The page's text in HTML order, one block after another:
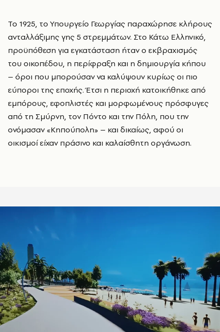
Το 1925, το Υπουργείο Γεωργίας παραχώρησε κλήρους
ανταλλάξιμης γης 5 στρεμμάτων. Στο Κάτω Ελληνικό,
προϋπόθεση για εγκατάσταση ήταν ο εκβραχισμός
του οικοπέδου, η περίφραξη και η δημιουργία κήπου
– όροι που μπορούσαν να καλύψουν κυρίως οι πιο
εύποροι της εποχής. Έτσι η περιοχή κατοικήθηκε από
εμπόρους, εφοπλιστές και μορφωμένους πρόσφυγες
από τη Σμύρνη, τον Πόντο και την Πόλη, που την
ονόμασαν «Κηπούπολη» – και δικαίως, αφού οι
οικισμοί είχαν πράσινο και καλαίσθητη οργάνωση.